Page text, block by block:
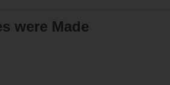
were Made